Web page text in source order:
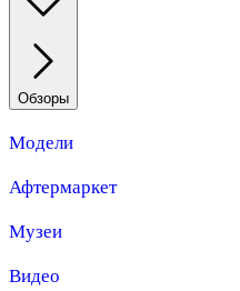
Обзоры
Модели
Афтермаркет
Музеи
Видео